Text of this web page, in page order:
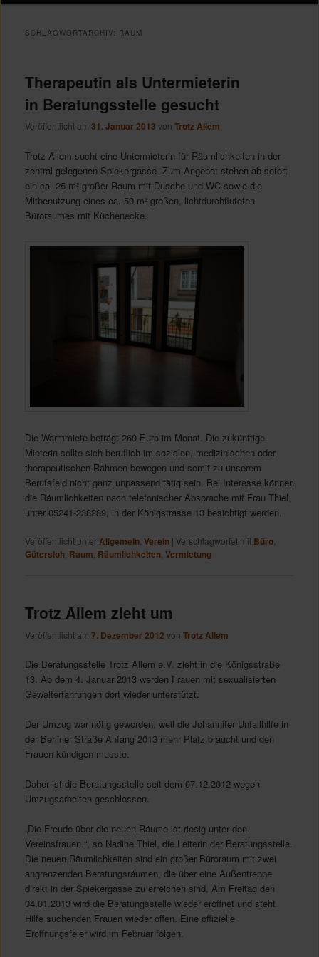
SCHLAGWORTARCHIV: RAUM
Therapeutin als Untermieterin
in Beratungsstelle gesucht
Veröffentlicht am 31. Januar 2013 von Trotz Allem
Trotz Allem sucht eine Untermieterin für Räumlichkeiten in der
zentral gelegenen Spiekergasse. Zum Angebot stehen ab sofort
ein ca. 25 m² großer Raum mit Dusche und WC sowie die
Mitbenutzung eines ca. 50 m² großen, lichtdurchfluteten
Büroraumes mit Küchenecke.
Die Warmmiete beträgt 260 Euro im Monat. Die zukünftige
Mieterin sollte sich beruflich im sozialen, medizinischen oder
therapeutischen Rahmen bewegen und somit zu unserem
Berufsfeld nicht ganz unpassend tätig sein. Bei Interesse können
die Räumlichkeiten nach telefonischer Absprache mit Frau Thiel,
unter 05241-238289, in der Königstrasse 13 besichtigt werden.
Veröffentlicht unterAllgemein, Verein | Verschlagwortet mit Büro,
Gütersloh, Raum Räumlichkeiten, Vermietung
Trotz Allem zieht um
Veröffentlicht am 7. Dezember 2012 von Trotz Allem
Die Beratungsstelle Trotz Allem e.V. zieht in die Königsstraße
13. Ab dem 4. Januar 2013 werden Frauen mit sexualisierten
Gewalterfahrungen dort wieder unterstützt.
Der Umzug war nötig geworden, weil die Johanniter Unfallhilfe in
der Berliner Straße Anfang 2013 mehr Platz braucht und den
Frauen kündigen musste.
Daher ist die Beratungsstelle seit dem 07.12.2012 wegen
Umzugsarbeiten geschlossen.
„Die Freude über die neuen Räume ist riesig unter den
Vereinsfrauen.“, so Nadine Thiel, die Leiterin der Beratungsstelle.
Die neuen Räumlichkeiten sind ein großer Büroraum mit zwei
angrenzenden Beratungsräumen, die über eine Außentreppe
direkt in der Spiekergasse zu erreichen sind. Am Freitag den
04.01.2013 wird die Beratungsstelle wieder eröffnet und steht
Hilfe suchenden Frauen wieder offen. Eine offizielle
Eröffnungsfeier wird im Februar folgen.